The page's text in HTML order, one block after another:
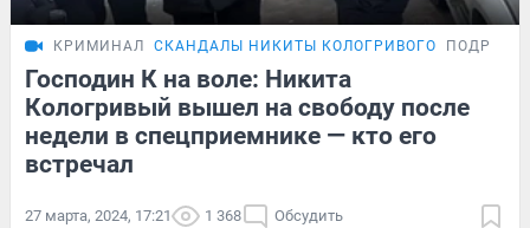
КРИМИНАЛ СКАНДАЛЫ НИКИТЫ КОЛОГРИВОГО
Господин К на воле: Никита
Кологривый вышел на свободу после
недели в спецприемнике — кто его
встречал
27 марта, 2024, 17:21 1 368 Обсудить